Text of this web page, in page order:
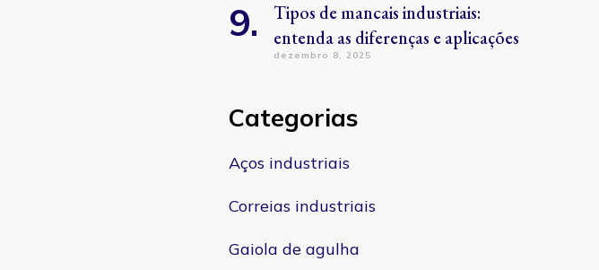
Tipos de mancais industriais:
entenda as diferenças e aplicações
dezembro 8, 2025
Categorias
Aços industriais
Correias industriais
Gaiola de agulha